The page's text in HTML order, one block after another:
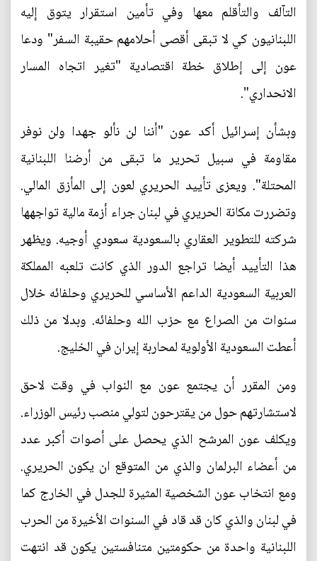
التآلف والتأقلم معها وفي تأمين استقرار يتوق إليه
اللبنانيون كي لا تبقى أقصى أحلامهم حقيبة السفر" ودعا
عون إلى إطلاق خطة اقتصادية "تغير اتجاه المسار
الانحداري".
وبشأن إسرائيل أكد عون "أننا لن نألو جهدا ولن نوفر
مقاومة في سبيل تحرير ما تبقى من أرضنا اللبنانية
المحتلة". ويعزى تأييد الحريري لعون إلى المأزق المالي.
وتضررت مكانة الحريري في لبنان جراء أزمة مالية تواجهها
شركته للتطوير العقاري بالسعودية سعودي أوجيه. ويظهر
هذا التأييد أيضا تراجع الدور الذي كانت تلعبه المملكة
العربية السعودية الداعم الأساسي للحريري وحلفائه خلال
سنوات من الصراع مع حزب الله وحلفائه. وبدلا من ذلك
أعطت السعودية الأولوية لمحاربة إيران في الخليج.
ومن المقرر أن يجتمع عون مع النواب في وقت لاحق
لاستشارتهم حول من يقترحون لتولي منصب رئيس الوزراء.
ويكلف عون المرشح الذي يحصل على أصوات أكبر عدد
من أعضاء البرلمان والذي من المتوقع ان يكون الحريري.
ومع انتخاب عون الشخصية المثيرة للجدل في الخارج كما
في لبنان والذي كان قد قاد في السنوات الأخيرة من الحرب
اللبنانية واحدة من حكومتين متنافستين يكون قد انتهت